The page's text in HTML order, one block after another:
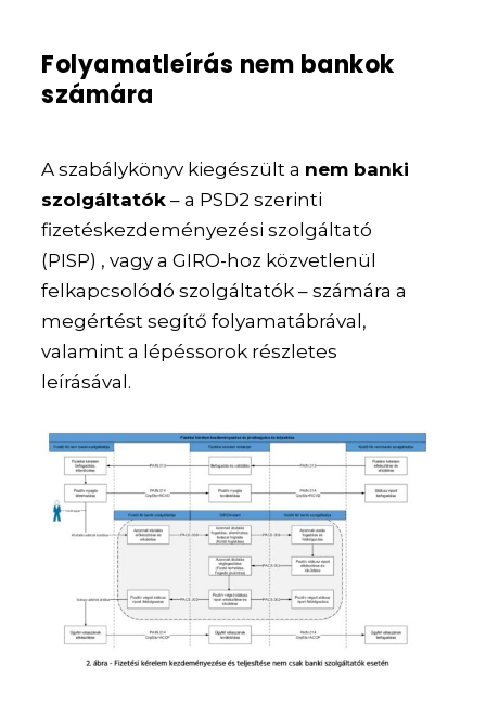
Folyamatleírás nem bankok
számára
A szabálykönyv kiegészült a nem banki
szolgáltatók – a PSD2 szerinti
fizetéskezdeményezési szolgáltató
(PISP) , vagy a GIRO-hoz közvetlenül
felkapcsolódó szolgáltatók – számára a
megértést segítő folyamatábrával,
valamint a lépéssorok részletes
leírásával.